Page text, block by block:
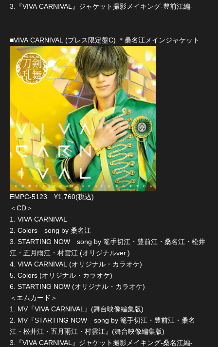
3.『VIVA CARNIVAL』ジャケット撮影メイキング-豊前江編-
■VIVA CARNIVAL (プレス限定盤C) ＊桑名江メインジャケット
EMPC-5123 ¥1,760(税込)
＜CD＞
1. VIVA CARNIVAL
2. Colors song by 桑名江
3. STARTING NOW song by 篭手切江・豊前江・桑名江・松井
江・五月雨江・村雲江 (オリジナルver.)
4. VIVA CARNIVAL (オリジナル・カラオケ)
5. Colors (オリジナル・カラオケ)
6. STARTING NOW (オリジナル・カラオケ)
＜エムカード＞
1. MV『VIVA CARNIVAL』(舞台映像編集版)
2. MV『STARTING NOW song by 篭手切江・豊前江・桑名
江・松井江・五月雨江・村雲江』(舞台映像編集版)
3.『VIVA CARNIVAL』ジャケット撮影メイキング-桑名江編-